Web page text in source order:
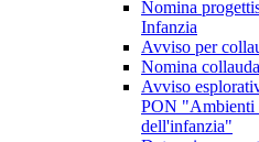
Nomina
Infanzia
Avviso per
Nomina
Avviso
PON "Ambienti
dell'infanzia"